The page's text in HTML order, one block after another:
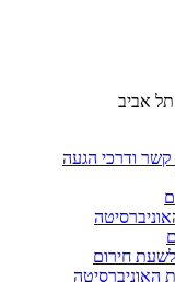
קשר ודרכי הגעה
חירום
האוניברסיטה